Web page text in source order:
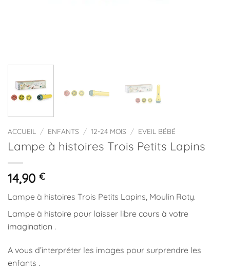
ACCUEIL / ENFANTS / 12-24 MOIS / EVEIL BÉBÉ
Lampe à histoires Trois Petits Lapins
14,90 €
Lampe à histoires Trois Petits Lapins, Moulin Roty.
Lampe à histoire pour laisser libre cours à votre
imagination .
A vous d’interpréter les images pour surprendre les
enfants .